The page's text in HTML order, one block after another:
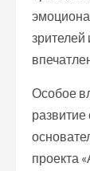
Особое
проекта